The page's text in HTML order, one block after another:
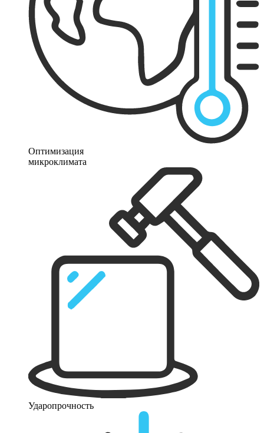
Оптимизация
микроклимата
Ударопрочность